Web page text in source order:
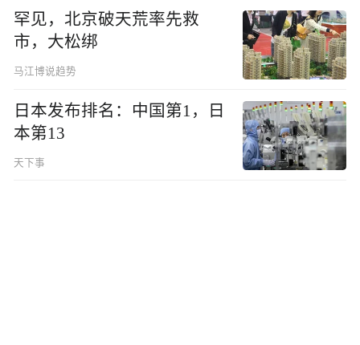
罕见，北京破天荒率先救
市，大松绑
马江博说趋势
日本发布排名：中国第1，日
本第13
天下事